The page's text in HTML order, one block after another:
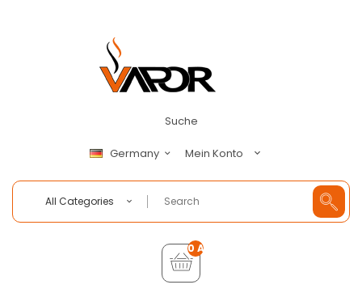
Suche
Germany Mein Konto
All Categories
0 Artikel - €0,00